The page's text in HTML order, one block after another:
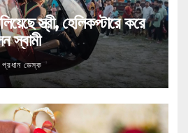
স্ত্রী, হেলিকপ্টারে করে
স্বামী
প্রধান ডেস্ক